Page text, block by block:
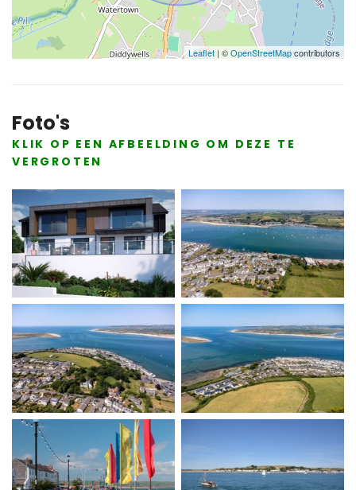
Leaflet | ©OpenStreetMapcontributors
Foto's
KLIK OP EEN AFBEELDING OM DEZE TE
VERGROTEN